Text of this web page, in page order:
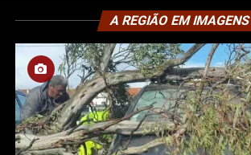
A REGIÃO EM IMAGENS